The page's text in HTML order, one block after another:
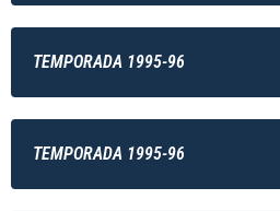
TEMPORADA 1995-96
TEMPORADA 1995-96